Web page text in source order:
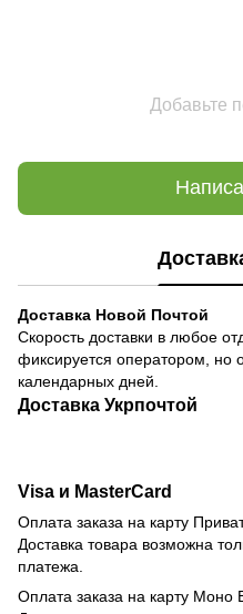
Добавьте
Доставка Новой Почтой
Скорость доставки в любое
фиксируется оператором, но
календарных дней.
Доставка Укрпочтой
Visa и MasterCard
Оплата заказа на карту
Доставка товара возможна
платежа.
Оплата заказа на карту Моно